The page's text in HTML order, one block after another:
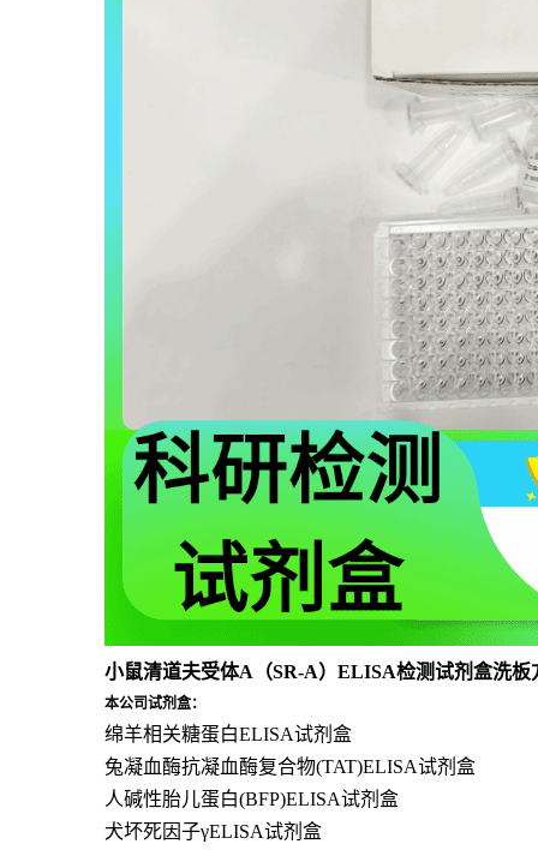
小鼠清道夫受体A（SR-A）ELISA检测试剂盒洗板
本公司试剂盒：
绵羊相关糖蛋白ELISA试剂盒
兔凝血酶抗凝血酶复合物(TAT)ELISA试剂盒
人碱性胎儿蛋白(BFP)ELISA试剂盒
犬坏死因子γELISA试剂盒